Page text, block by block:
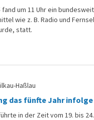
fand um 11 Uhr ein
wie z. B. Radio und
statt.
Haßlau
das fünfte Jahr infolge
in der Zeit vom 19. bis